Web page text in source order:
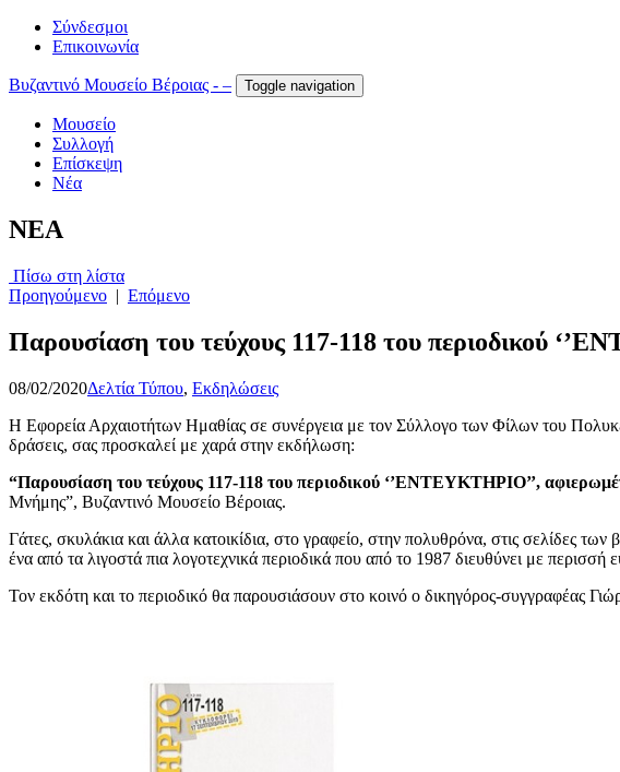
Σύνδεσμοι
Επικοινωνία
Βυζαντινό Μουσείο Βέροιας - – Toggle navigation
Μουσείο
Συλλογή
Επίσκεψη
Νέα
NEA
Πίσω στη λίστα
Προηγούμενο | Επόμενο
Παρουσίαση του τεύχους 117-118 του περιοδικού
08/02/2020Δελτία Τύπου, Εκδηλώσεις
Η Εφορεία Αρχαιοτήτων Ημαθίας σε συνέργεια με τον Σύλλογο των Φίλων του
δράσεις, σας προσκαλεί με χαρά στην εκδήλωση:
“Παρουσίαση του τεύχους 117-118 του περιοδικού ‘’ΕΝΤΕΥΚΤΗΡΙΟ’’,
Μνήμης”, Βυζαντινό Μουσείο Βέροιας.
Γάτες, σκυλάκια και άλλα κατοικίδια, στο γραφείο, στην πολυθρόνα, στις σελίδες
ένα από τα λιγοστά πια λογοτεχνικά περιοδικά που από το 1987 διευθύνει με
Τον εκδότη και το περιοδικό θα παρουσιάσουν στο κοινό ο δικηγόρος-συγγραφέας